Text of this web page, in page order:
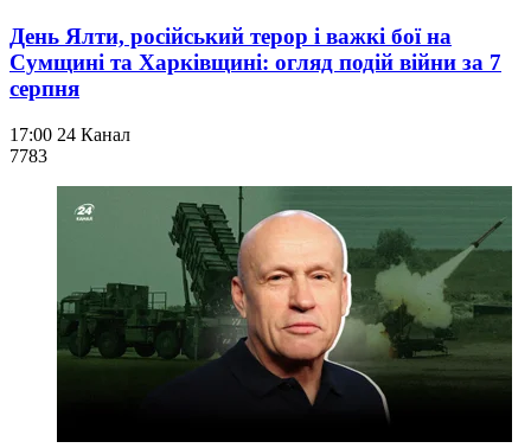
День Ялти, російський терор і важкі бої на
Сумщині та Харківщині: огляд подій війни за 7
серпня
17:00 24 Канал
7783